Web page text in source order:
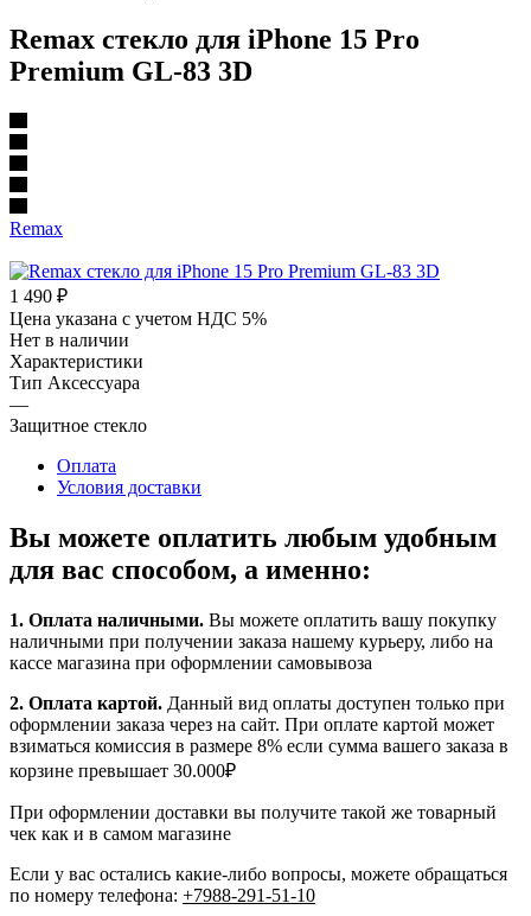
Remax стекло для iPhone 15 Pro
Premium GL-83 3D
Remax
1 490 ₽
Цена указана с учетом НДС 5%
Нет в наличии
Характеристики
Тип Аксессуара
—
Защитное стекло
Оплата
Условия доставки
Вы можете оплатить любым удобным
для вас способом, а именно:
1. Оплата наличными. Вы можете оплатить вашу покупку
наличными при получении заказа нашему курьеру, либо на
кассе магазина при оформлении самовывоза
2. Оплата картой. Данный вид оплаты доступен только при
оформлении заказа через на сайт. При оплате картой может
взиматься комиссия в размере 8% если сумма вашего заказа в
корзине превышает 30.000₽
При оформлении доставки вы получите такой же товарный
чек как и в самом магазине
Если у вас остались какие-либо вопросы, можете обращаться
по номеру телефона: +7988-291-51-10